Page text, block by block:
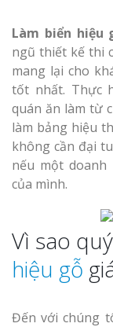
Làm biển hiệu
ngũ thiết kế thi
mang lại cho
tốt nhất. Thực
quán ăn làm từ
làm bảng hiệu
không cần đại
nếu một
của mình.
Vì sao
hiệu gỗ
Đến với chúng